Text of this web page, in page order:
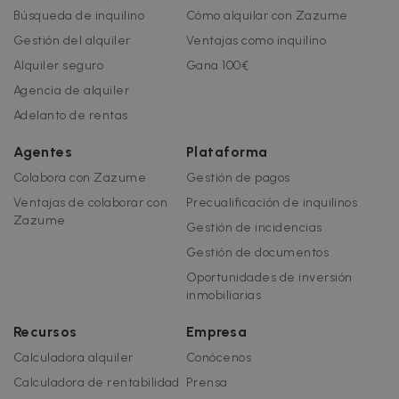
Búsqueda de inquilino
Gestión del alquiler
Alquiler seguro
Agencia de alquiler
Adelanto de rentas
Cómo alquilar con Zazume
Ventajas como inquilino
Gana 100€
Agentes
Colabora con Zazume
Ventajas de colaborar con
Zazume
Plataforma
Gestión de pagos
Precualificación de inquilinos
Gestión de incidencias
Gestión de documentos
Oportunidades de inversión
inmobiliarias
Recursos
Calculadora alquiler
Calculadora de rentabilidad
Empresa
Conócenos
Prensa